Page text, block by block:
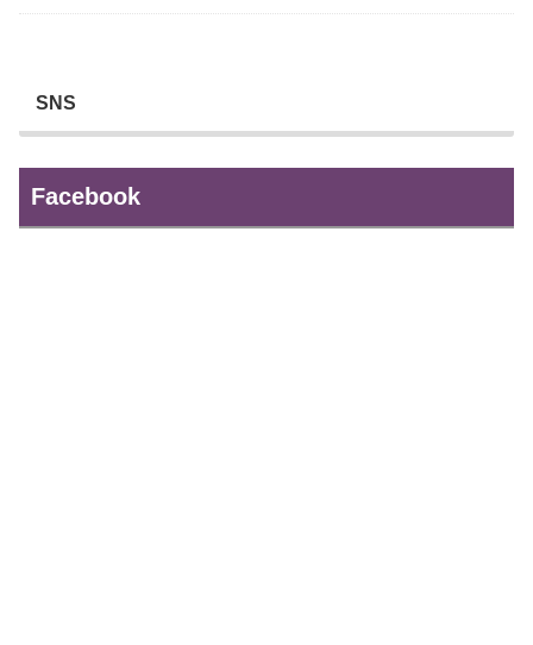
SNS
Facebook